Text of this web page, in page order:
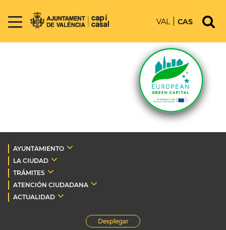
VAL CAS
AYUNTAMIENTO
LA CIUDAD
TRÁMITES
ATENCIÓN CIUDADANA
ACTUALIDAD
Desplegar